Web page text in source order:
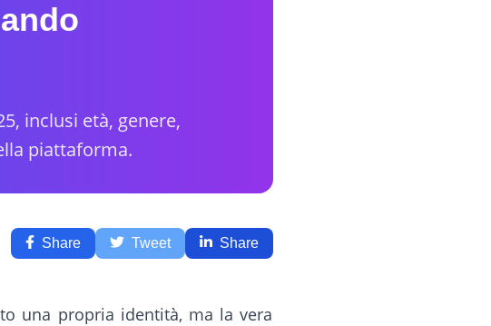
inclusi età, genere,
piattaforma.
Share Tweet Share
una propria identità, ma la vera